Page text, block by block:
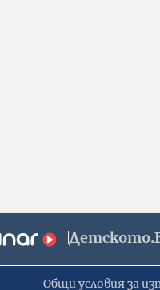
Общи условия за